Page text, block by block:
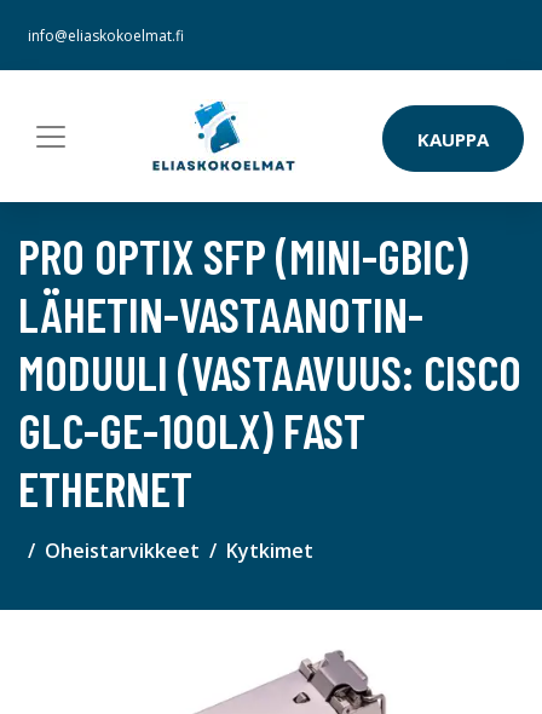
info@eliaskokoelmat.fi
KAUPPA
PRO OPTIX SFP (MINI-GBIC)
LÄHETIN-VASTAANOTIN-
MODUULI (VASTAAVUUS: CISCO
GLC-GE-100LX) FAST
ETHERNET
Oheistarvikkeet Kytkimet